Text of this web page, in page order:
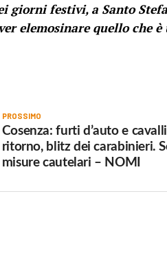
giorni festivi, a Santo
elemosinare quello che è
PROSSIMO
Cosenza: furti d’auto e
ritorno, blitz dei carabinieri.
misure cautelari – NOMI